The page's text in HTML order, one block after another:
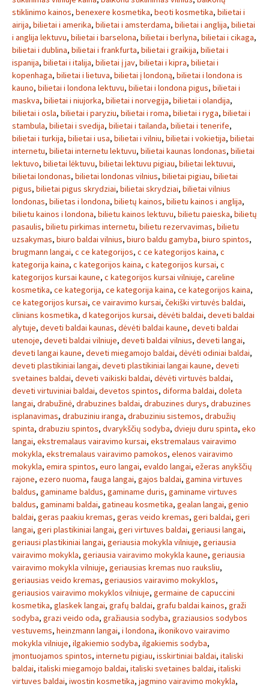
stiklinimo kainos, benexere kosmetika, beoti kosmetika, bilietai i
airija, bilietai i amerika, bilietai i amsterdama, bilietai i anglija, bilietai
i anglija lektuvu, bilietai i barselona, bilietai i berlyna, bilietai i cikaga,
bilietai i dublina, bilietai i frankfurta, bilietai i graikija, bilietai i
ispanija, bilietai i italija, bilietai į jav, bilietai i kipra, bilietai i
kopenhaga, bilietai i lietuva, bilietai į londoną, bilietai i londona is
kauno, bilietai i londona lektuvu, bilietai i londona pigus, bilietai i
maskva, bilietai i niujorka, bilietai i norvegija, bilietai i olandija,
bilietai i osla, bilietai i paryziu, bilietai i roma, bilietai i ryga, bilietai i
stambula, bilietai i svedija, bilietai i tailanda, bilietai i tenerife,
bilietai i turkija, bilietai i usa, bilietai i vilniu, bilietai i vokietija, bilietai
internetu, bilietai internetu lektuvu, bilietai kaunas londonas, bilietai
lektuvo, bilietai lėktuvu, bilietai lektuvu pigiau, bilietai lektuvui,
bilietai londonas, bilietai londonas vilnius, bilietai pigiau, bilietai
pigus, bilietai pigus skrydziai, bilietai skrydziai, bilietai vilnius
londonas, bilietas i londona, bilietų kainos, bilietu kainos i anglija,
bilietu kainos i londona, bilietu kainos lektuvu, bilietu paieska, bilietų
pasaulis, bilietu pirkimas internetu, bilietu rezervavimas, bilietu
uzsakymas, biuro baldai vilnius, biuro baldu gamyba, biuro spintos,
brugmann langai, c ce kategorijos, c ce kategorijos kaina, c
kategorija kaina, c kategorijos kaina, c kategorijos kursai, c
kategorijos kursai kaune, c kategorijos kursai vilniuje, careline
kosmetika, ce kategorija, ce kategorija kaina, ce kategorijos kaina,
ce kategorijos kursai, ce vairavimo kursai, čekiški virtuvės baldai,
clinians kosmetika, d kategorijos kursai, dėvėti baldai, deveti baldai
alytuje, deveti baldai kaunas, dėvėti baldai kaune, deveti baldai
utenoje, deveti baldai vilniuje, deveti baldai vilnius, deveti langai,
deveti langai kaune, deveti miegamojo baldai, dėvėti odiniai baldai,
deveti plastikiniai langai, deveti plastikiniai langai kaune, deveti
svetaines baldai, deveti vaikiski baldai, dėvėti virtuvės baldai,
deveti virtuviniai baldai, devetos spintos, diforma baldai, doleta
langai, drabužinė, drabuzines baldai, drabuzines durys, drabuzines
isplanavimas, drabuziniu iranga, drabuziniu sistemos, drabužių
spinta, drabuziu spintos, dvarykščių sodyba, dvieju duru spinta, eko
langai, ekstremalaus vairavimo kursai, ekstremalaus vairavimo
mokykla, ekstremalaus vairavimo pamokos, elenos vairavimo
mokykla, emira spintos, euro langai, evaldo langai, ežeras anykščių
rajone, ezero nuoma, fauga langai, gajos baldai, gamina virtuves
baldus, gaminame baldus, gaminame duris, gaminame virtuves
baldus, gaminami baldai, gatineau kosmetika, gealan langai, genio
baldai, geras paakiu kremas, geras veido kremas, geri baldai, geri
langai, geri plastikiniai langai, geri virtuves baldai, geriausi langai,
geriausi plastikiniai langai, geriausia mokykla vilniuje, geriausia
vairavimo mokykla, geriausia vairavimo mokykla kaune, geriausia
vairavimo mokykla vilniuje, geriausias kremas nuo rauksliu,
geriausias veido kremas, geriausios vairavimo mokyklos,
geriausios vairavimo mokyklos vilniuje, germaine de capuccini
kosmetika, glaskek langai, grafų baldai, grafu baldai kainos, graži
sodyba, grazi veido oda, gražiausia sodyba, graziausios sodybos
vestuvems, heinzmann langai, i londona, ikonikovo vairavimo
mokykla vilniuje, ilgakiemio sodyba, ilgakiemis sodyba,
įmontuojamos spintos, internetu pigiau, isskirtiniai baldai, italiski
baldai, italiski miegamojo baldai, italiski svetaines baldai, italiski
virtuves baldai, iwostin kosmetika, jagmino vairavimo mokykla,